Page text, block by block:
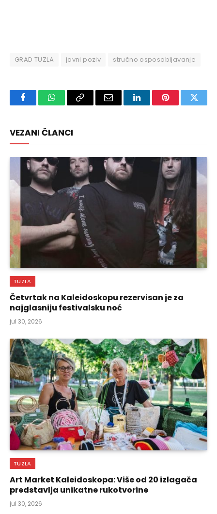
GRAD TUZLA javni poziv stručno osposobljavanje
FacebookWhatsAppCopy
Email LinkedInPinterest
VEZANI ČLANCI
TUZLA
Četvrtak na Kaleidoskopu rezervisan je za
najglasniju festivalsku noć
jul 30, 2026
TUZLA
Art Market Kaleidoskopa: Više od 20 izlagača
predstavlja unikatne rukotvorine
jul 30, 2026